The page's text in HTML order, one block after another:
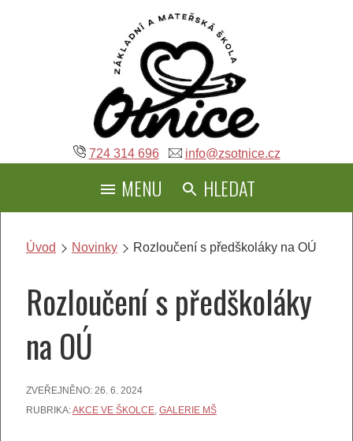
724 314 696 info@zsotnice.cz
MENU HLEDAT
Úvod Novinky Rozloučení s předškoláky na OÚ
Rozloučení s předškoláky
na OÚ
ZVEŘEJNĚNO: 26. 6. 2024
RUBRIKA:AKCE VE ŠKOLCE, GALERIE MŠ